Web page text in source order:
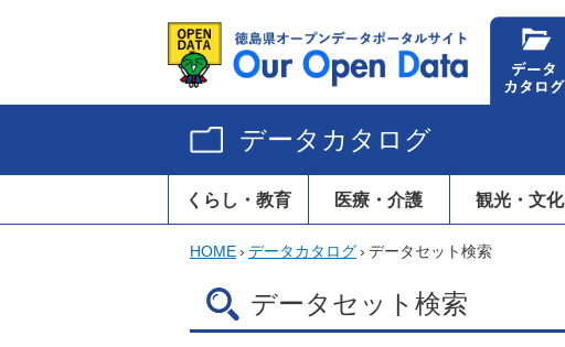
データカタログ
くらし・教育 医療・介護 観光・文化
HOME› データカタログ› データセット検索
データセット検索